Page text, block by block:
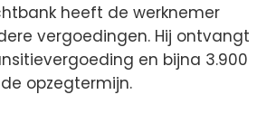
heeft de werknemer
vergoedingen. Hij ontvangt
en bijna 3.900
opzegtermijn.